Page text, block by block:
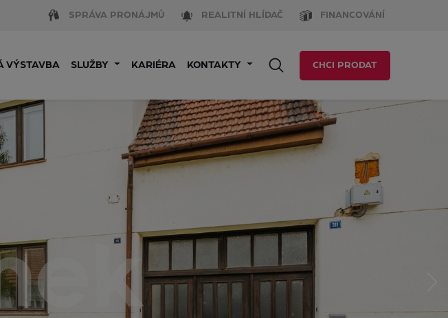
SPRÁVA PRONÁJMŮ REALITNÍ HLÍDAČ FINANCOVÁNÍ
VÝSTAVBA SLUŽBY KARIÉRA KONTAKTY CHCI PRODAT